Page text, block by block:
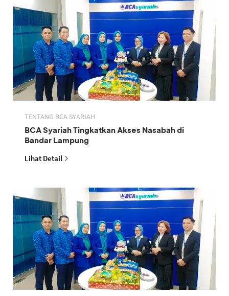
TENTANG BCA SYARIAH
BCA Syariah Tingkatkan Akses Nasabah di
Bandar Lampung
Lihat Detail